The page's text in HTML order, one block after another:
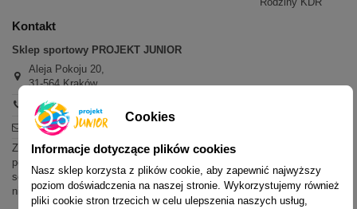
Kontakt
Sklep sportowy PROJEKT JUNIOR
Aleja Pokoju 20,
31-564 Kraków
+48 600 779 897
sklep@projektjunior.pl
Zapraszamy do sklepu stacjonarnego:
poniedziałek - piątek: 11.00-19.00
sobota: 10.00-14.00
niedziela (każda): nieczynne
Cookies
Informacje dotyczące plików cookies
Nasz sklep korzysta z plików cookie, aby zapewnić najwyższy
poziom doświadczenia na naszej stronie. Wykorzystujemy również
pliki cookie stron trzecich w celu ulepszenia naszych usług,